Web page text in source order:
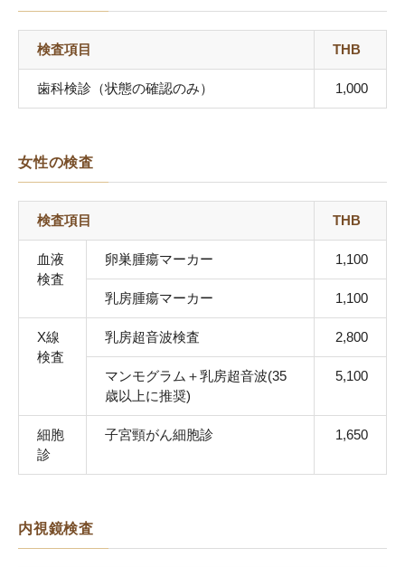
検査項目 THB
⻭科検診（状態の確認のみ） 1,000
女性の検査
検査項目 THB
血液
検査
卵巣腫瘍マーカー 1,100
乳房腫瘍マーカー 1,100
X線
検査
乳房超音波検査 2,800
マンモグラム＋乳房超音波(35
歳以上に推奨)
5,100
細胞
診
⼦宮頸がん細胞診 1,650
内視鏡検査